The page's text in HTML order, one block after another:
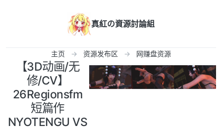
真紅の資源討論組
主页 资源发布区 网赚盘资源
【3D动画/无
修/CV】
26Regionsfm
短篇作
NYOTENGU VS